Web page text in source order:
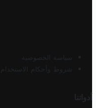
سياسة الخصوصية
شروط وأحكام الاستخدام
أدواتنا